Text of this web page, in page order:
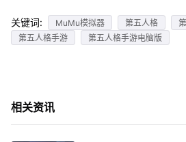
关键词: MuMu模拟器 第五人格
第五人格手游
第五人格手游电脑版
相关资讯